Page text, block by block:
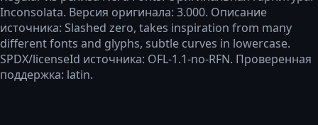
Inconsolata. Версия оригинала: 3.000. Описание
источника: Slashed zero, takes inspiration from many
different fonts and glyphs, subtle curves in lowercase.
SPDX/licenseId источника: OFL-1.1-no-RFN. Проверенная
поддержка: latin.